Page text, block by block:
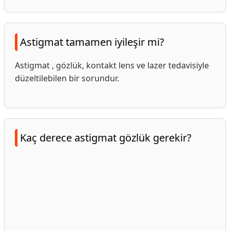
Astigmat tamamen iyileşir mi?
Astigmat , gözlük, kontakt lens ve lazer tedavisiyle
düzeltilebilen bir sorundur.
Kaç derece astigmat gözlük gerekir?